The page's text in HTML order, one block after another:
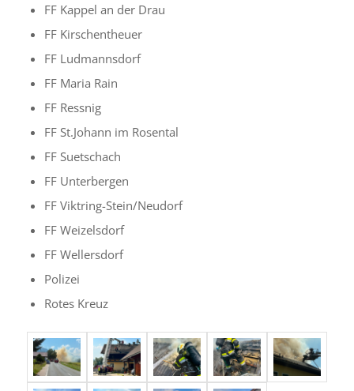
FF Kappel an der Drau
FF Kirschentheuer
FF Ludmannsdorf
FF Maria Rain
FF Ressnig
FF St.​Johann im Rosental
FF Suetschach
FF Unterbergen
FF Viktring-Stein/​Neudorf
FF Weizelsdorf
FF Wellersdorf
Polizei
Rotes Kreuz